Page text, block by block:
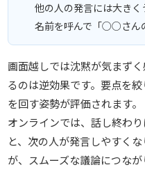
他の人の発言には大き
名前を呼んで「○○さん
画面越しでは沈黙が気まず
るのは逆効果です。要点を
を回す姿勢が評価されます。
オンラインでは、話し終わ
と、次の人が発言しやすく
が、スムーズな議論につなが